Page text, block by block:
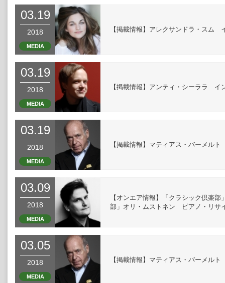
03.19
2018
MEDIA
【掲載情報】アレクサンドラ・スム
03.19
2018
MEDIA
【掲載情報】アンティ・シーララ イ
03.19
2018
MEDIA
【掲載情報】マティアス・バーメル
03.09
2018
MEDIA
【オンエア情報】「クラシック倶楽
部」オリ・ムストネン ピアノ・リサ
03.05
2018
MEDIA
【掲載情報】マティアス・バーメル